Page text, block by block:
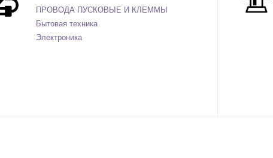
ПРОВОДА ПУСКОВЫЕ И КЛЕММЫ
Бытовая техника
Электроника